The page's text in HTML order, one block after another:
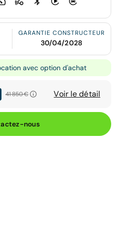
GARANTIE CONSTRUCTEUR
30/04/2028
avec option d'achat
41 850 € Voir le détail
nous